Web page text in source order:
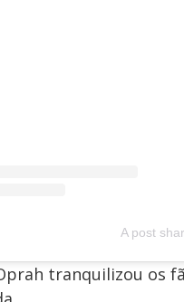
A post
tranquilizou os